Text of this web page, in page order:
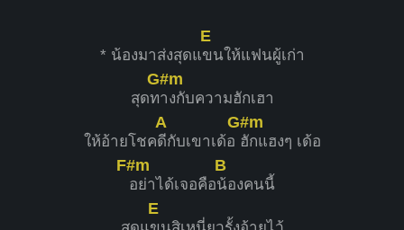
* น้องมาส่งสุดแ
E
ขนให้แฟนผู้เก่า
สุดท
G#m
างกับความฮักเฮา
ให้อ้ายโชค
A
ดีกับเขาเด้อ
G#m
ฮักแฮงๆ เด้อ
F#m
อย่าได้เจอคือ
B
น้องคนนี้
E